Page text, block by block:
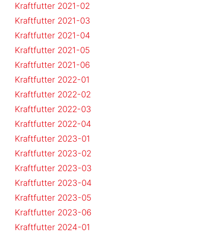
Kraftfutter 2021-02
Kraftfutter 2021-03
Kraftfutter 2021-04
Kraftfutter 2021-05
Kraftfutter 2021-06
Kraftfutter 2022-01
Kraftfutter 2022-02
Kraftfutter 2022-03
Kraftfutter 2022-04
Kraftfutter 2023-01
Kraftfutter 2023-02
Kraftfutter 2023-03
Kraftfutter 2023-04
Kraftfutter 2023-05
Kraftfutter 2023-06
Kraftfutter 2024-01